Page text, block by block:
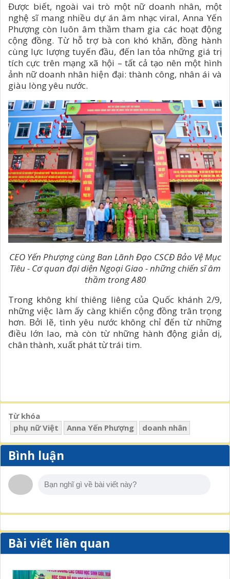
Được biết, ngoài vai trò một nữ doanh nhân, một
nghệ sĩ mang nhiều dự án âm nhạc viral, Anna Yến
Phượng còn luôn âm thầm tham gia các hoạt động
cộng đồng. Từ hỗ trợ bà con khó khăn, đồng hành
cùng lực lượng tuyến đầu, đến lan tỏa những giá trị
tích cực trên mạng xã hội – tất cả tạo nên một hình
ảnh nữ doanh nhân hiện đại: thành công, nhân ái và
giàu lòng yêu nước.
CEO Yến Phượng cùng Ban Lãnh Đạo CSCĐ Bảo Vệ Mục
Tiêu - Cơ quan đại diện Ngoại Giao - những chiến sĩ âm
thầm trong A80
Trong không khí thiêng liêng của Quốc khánh 2/9,
những việc làm ấy càng khiến cộng đồng trân trọng
hơn. Bởi lẽ, tình yêu nước không chỉ đến từ những
điều lớn lao, mà còn từ những hành động giản dị,
chân thành, xuất phát từ trái tim.
Từ khóa
phụ nữ Việt
Anna Yến Phượng doanh nhân
Bình luận
Bài viết liên quan